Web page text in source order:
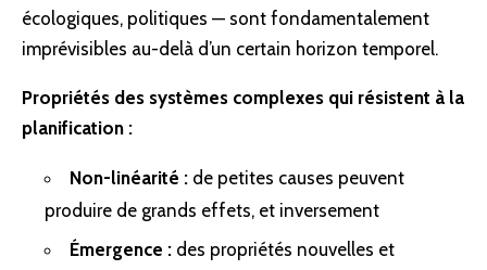
écologiques, politiques — sont fondamentalement
imprévisibles au-delà d’un certain horizon temporel.
Propriétés des systèmes complexes qui résistent à la
planification :
Non-linéarité : de petites causes peuvent
produire de grands effets, et inversement
Émergence : des propriétés nouvelles et